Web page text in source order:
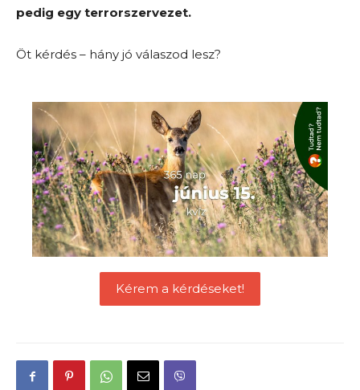
pedig egy terrorszervezet.
Öt kérdés – hány jó válaszod lesz?
Kérem a kérdéseket!